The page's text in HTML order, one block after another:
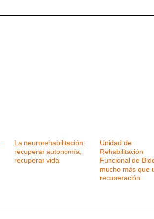
La neurorehabilitación:
recuperar autonomía,
recuperar vida
Unidad de
Rehabilitación
Funcional de
mucho más que
recuperación